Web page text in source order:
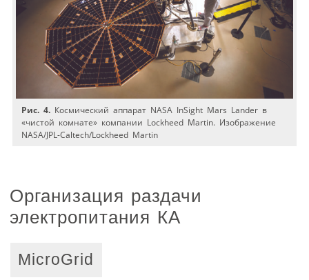
Рис. 4. Космический аппарат NASA InSight Mars Lander в
«чистой комнате» компании Lockheed Martin. Изображение
NASA/JPL-Caltech/Lockheed Martin
Организация раздачи
электропитания КА
MicroGrid